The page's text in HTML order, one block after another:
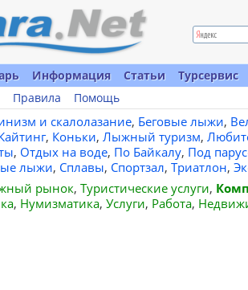
Информация Статьи
Турсервис
Правила Помощь
и скалолазание, Беговые лыжи,
, Коньки, Лыжный туризм,
, Отдых на воде, По Байкалу, Под
лыжи, Сплавы, Спортзал, Триатлон,
рынок, Туристические услуги,
, Нумизматика, Услуги, Работа,